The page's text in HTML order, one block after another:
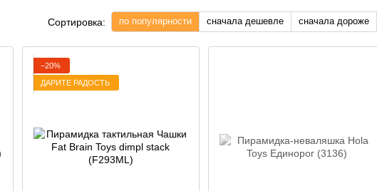
Сортировка: по популярности сначала дешевле сначала дороже
−20%
ДАРИТЕ РАДОСТЬ